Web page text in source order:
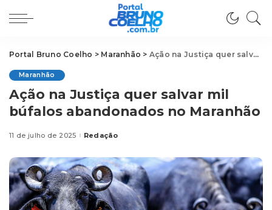
Portal Bruno Coelho > Maranhão > Ação na Justiça quer salvar mil búfalos abandonados no Maranhão
Maranhão
Ação na Justiça quer salvar mil
búfalos abandonados no Maranhão
11 de julho de 2025Posted
Redação